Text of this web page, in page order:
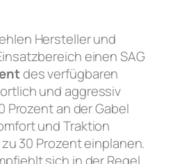
Hersteller und
einen SAG
des verfügbaren
und aggressiv
Prozent an der Gabel
und Traktion
30 Prozent einplanen.
sich in der Regel